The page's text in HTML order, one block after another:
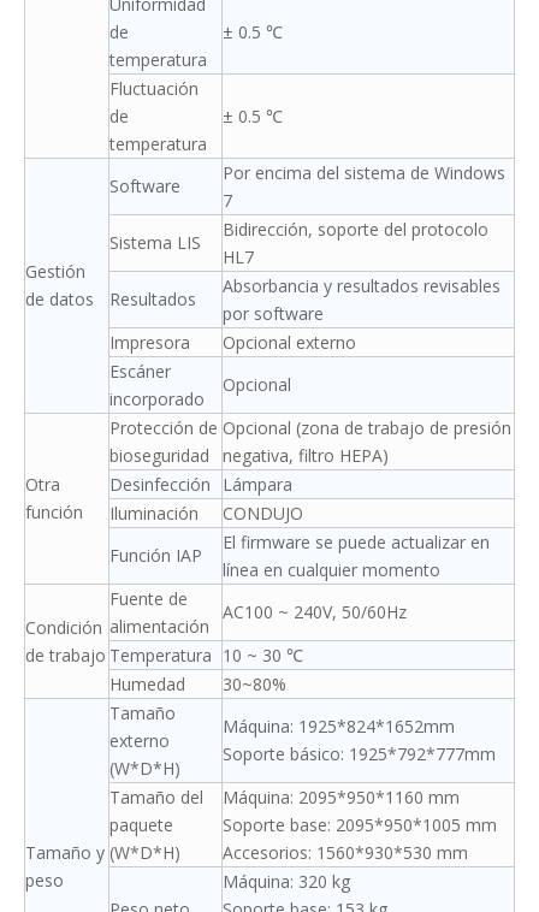
Uniformidad
de
temperatura
± 0.5 ℃
Fluctuación
de
temperatura
± 0.5 ℃
Gestión
de datos
Software
Por encima del sistema de Windows
7
Sistema LIS
Bidirección, soporte del protocolo
HL7
Resultados
Absorbancia y resultados revisables
por software
Impresora
Opcional externo
Escáner
incorporado
Opcional
Otra
función
Protección de
bioseguridad
Opcional (zona de trabajo de presión
negativa, filtro HEPA)
Desinfección
Lámpara
Iluminación
CONDUJO
Función IAP
El firmware se puede actualizar en
línea en cualquier momento
Condición
de trabajo
Fuente de
alimentación
AC100 ~ 240V, 50/60Hz
Temperatura 10 ~ 30 ℃
Humedad
30~80%
Tamaño y
peso
Tamaño
externo
(W*D*H)
Máquina: 1925*824*1652mm
Soporte básico: 1925*792*777mm
Tamaño del
paquete
(W*D*H)
Máquina: 2095*950*1160 mm
Soporte base: 2095*950*1005 mm
Accesorios: 1560*930*530 mm
Máquina: 320 kg